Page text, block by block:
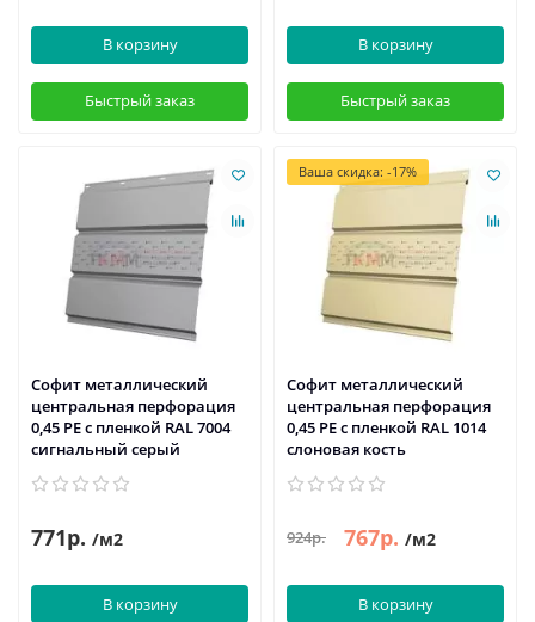
В корзину
Быстрый заказ
В корзину
Быстрый заказ
Софит металлический
центральная перфорация
0,45 PE с пленкой RAL 7004
сигнальный серый
771р. /м2
В корзину
Ваша скидка: -17%
Софит металлический
центральная перфорация
0,45 PE с пленкой RAL 1014
слоновая кость
924р. 767р. /м2
В корзину